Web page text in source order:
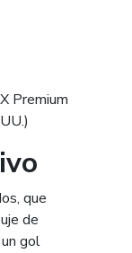
Premium
que
de
gol